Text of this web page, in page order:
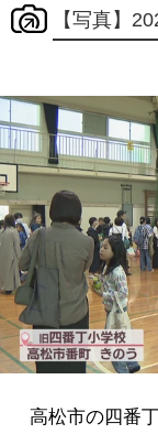
【写真】
高松市の四番